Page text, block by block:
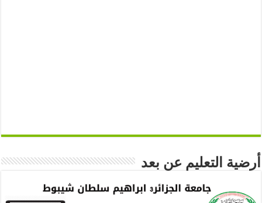
أرضية التعليم عن بعد